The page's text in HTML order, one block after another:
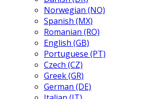
Norwegian (NO)
Spanish (MX)
Romanian (RO)
English (GB)
Portuguese (PT)
Czech (CZ)
Greek (GR)
German (DE)